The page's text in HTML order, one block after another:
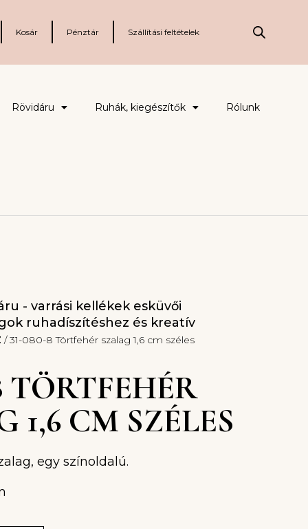
Kosár Pénztár Szállítási feltételek
Rövidáru Ruhák, kiegészítők Rólunk
- varrási kellékek esküvői
ruhadíszítéshez és kreatív
/ 31-080-8 Törtfehér szalag 1,6 cm széles
TÖRTFEHÉR
1,6 CM SZÉLES
egy színoldalú.